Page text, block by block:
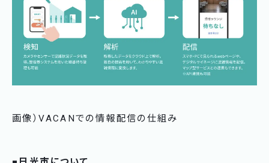
画像）VACANでの情報配信の仕組み